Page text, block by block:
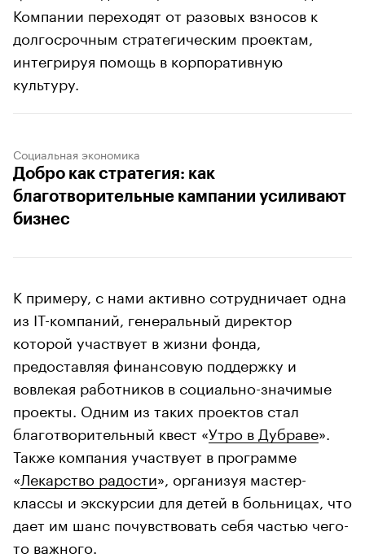
Компании переходят от разовых взносов к
долгосрочным стратегическим проектам,
интегрируя помощь в корпоративную
культуру.
Социальная экономика
Добро как стратегия: как
благотворительные кампании усиливают
бизнес
К примеру, с нами активно сотрудничает одна
из IT-компаний, генеральный директор
которой участвует в жизни фонда,
предоставляя финансовую поддержку и
вовлекая работников в социально-значимые
проекты. Одним из таких проектов стал
благотворительный квест «Утро в Дубраве».
Также компания участвует в программе
«Лекарство радости», организуя мастер-
классы и экскурсии для детей в больницах, что
дает им шанс почувствовать себя частью чего-
то важного.